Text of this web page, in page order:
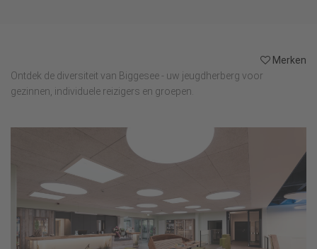
Merken
Ontdek de diversiteit van Biggesee - uw jeugdherberg voor
gezinnen, individuele reizigers en groepen.